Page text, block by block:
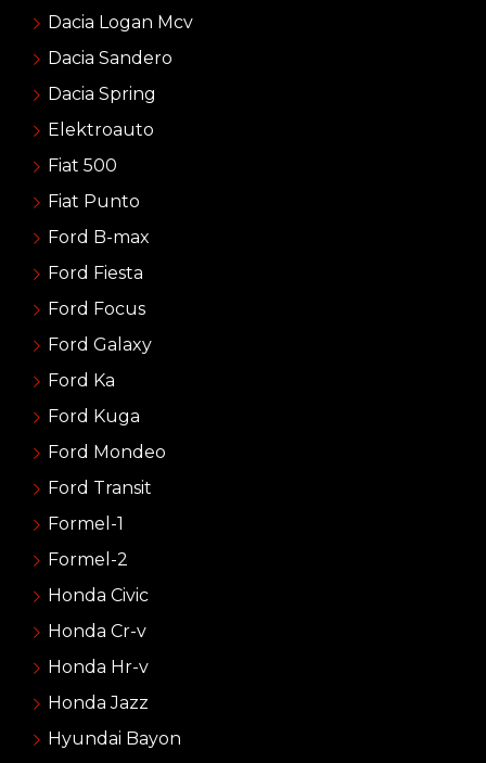
Dacia Logan Mcv
Dacia Sandero
Dacia Spring
Elektroauto
Fiat 500
Fiat Punto
Ford B-max
Ford Fiesta
Ford Focus
Ford Galaxy
Ford Ka
Ford Kuga
Ford Mondeo
Ford Transit
Formel-1
Formel-2
Honda Civic
Honda Cr-v
Honda Hr-v
Honda Jazz
Hyundai Bayon